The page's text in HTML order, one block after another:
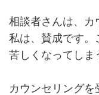
相談者さんは、カ
私は、賛成です。
苦しくなってしま
カウンセリングを